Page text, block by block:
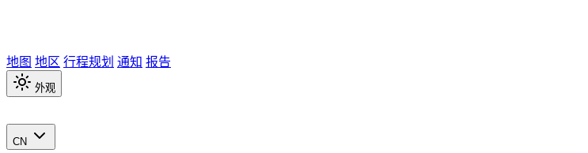
地图 地区 行程规划 通知 报告
外观
CN